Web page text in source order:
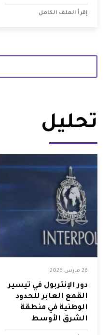
إقرأ الملف الكامل
تحليل
26 مارس 2026
دور الإنتربول في تيسير
القمع العابر للحدود
الوطنية في منطقة
الشرق الأوسط
وشمال إفريقيا